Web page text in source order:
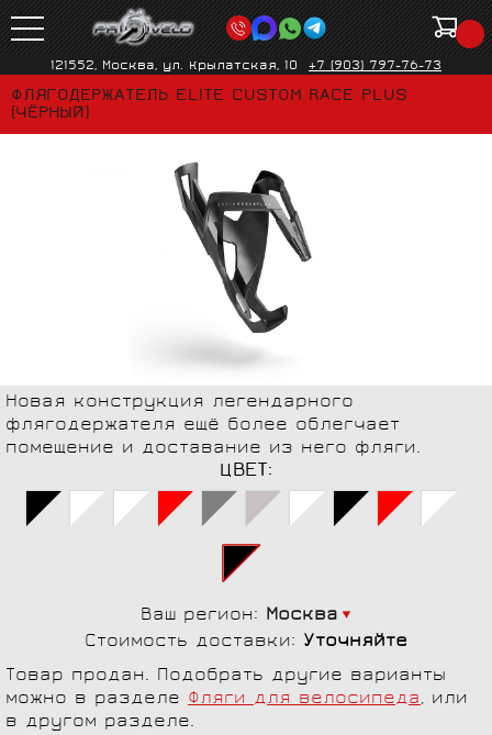
121552, Москва, ул. Крылатская, 10 +7 (903) 797-76-73
ФЛЯГОДЕРЖАТЕЛЬ ELITE CUSTOM RACE PLUS
(ЧЁРНЫЙ)
Новая конструкция легендарного
флягодержателя ещё более облегчает
помещение и доставание из него фляги.
ЦВЕТ:
Ваш регион: Москва
Стоимость доставки: Уточняйте
Товар продан. Подобрать другие варианты
можно в разделе Фляги для велосипеда, или
в другом разделе.